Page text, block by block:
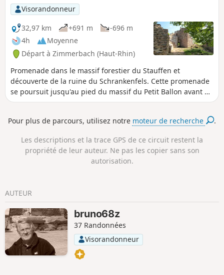
Visorandonneur
32,97 km
+691 m
-696 m
4h
Moyenne
Départ à Zimmerbach (Haut-Rhin)
Promenade dans le massif forestier du Stauffen et
découverte de la ruine du Schrankenfels. Cette promenade
se poursuit jusqu'au pied du massif du Petit Ballon avant de
retourner au point de départ en empruntant la piste
Pour plus de parcours, utilisez notre moteur de recherche .
Les descriptions et la trace GPS de ce circuit restent la
propriété de leur auteur. Ne pas les copier sans son
autorisation.
AUTEUR
bruno68z
37 Randonnées
Visorandonneur